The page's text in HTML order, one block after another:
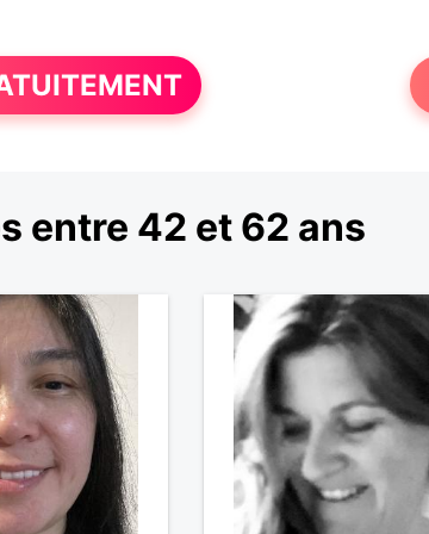
entre 42 et 62 ans